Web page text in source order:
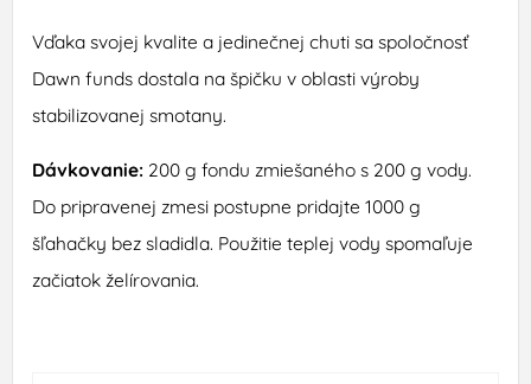
Vďaka svojej kvalite a jedinečnej chuti sa spoločnosť
Dawn funds dostala na špičku v oblasti výroby
stabilizovanej smotany.
Dávkovanie: 200 g fondu zmiešaného s 200 g vody.
Do pripravenej zmesi postupne pridajte 1000 g
šľahačky bez sladidla. Použitie teplej vody spomaľuje
začiatok želírovania.